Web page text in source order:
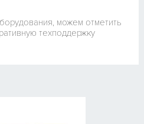
можем отметить
техподдержку